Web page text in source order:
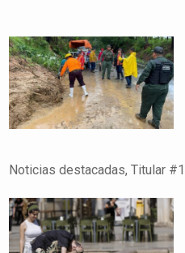
Noticias destacadas,Titular #1